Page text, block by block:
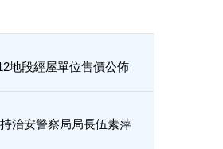
地段經屋單位售價公佈
治安警察局局長伍素萍